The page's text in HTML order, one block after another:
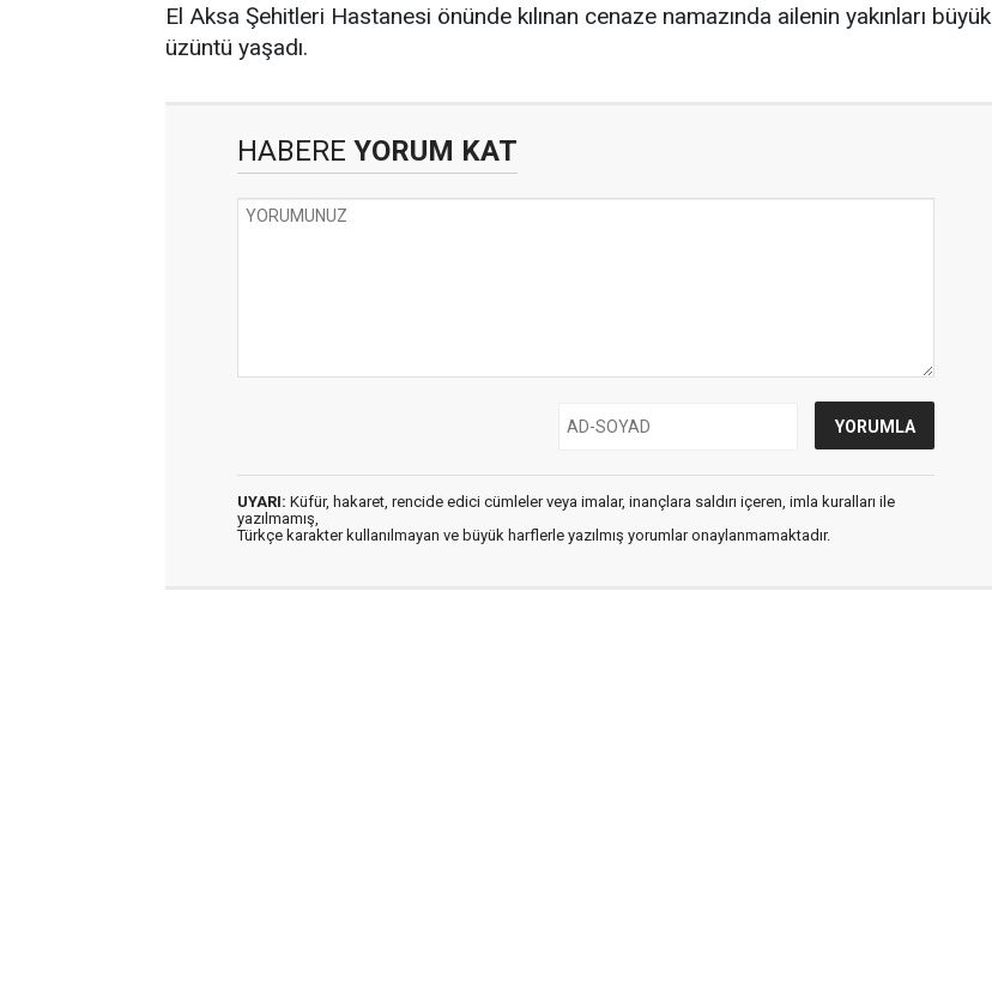
El Aksa Şehitleri Hastanesi önünde kılınan cenaze namazında ailenin yakınları büyük
üzüntü yaşadı.
HABERE YORUM KAT
UYARI: Küfür, hakaret, rencide edici cümleler veya imalar, inançlara saldırı içeren, imla kuralları ile
yazılmamış,
Türkçe karakter kullanılmayan ve büyük harflerle yazılmış yorumlar onaylanmamaktadır.